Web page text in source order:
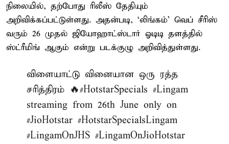
நிலையில், தற்போது ரிலீஸ் தேதியும்
அறிவிக்கப்பட்டுள்ளது. அதன்படி, ‘லிங்கம்’ வெப் சீரிஸ்
வரும் 26 முதல் ஜியோஹாட்ஸ்டார் ஓடிடி தளத்தில்
ஸ்ட்ரீமிங் ஆகும் என்று படக்குழு அறிவித்துள்ளது.
விளையாட்டு வினையான ஒரு ரத்த
சரித்திரம் 🔥#HotstarSpecials #Lingam
streaming from 26th June only on
#JioHotstar #HotstarSpecialsLingam
#LingamOnJHS #LingamOnJioHotstar